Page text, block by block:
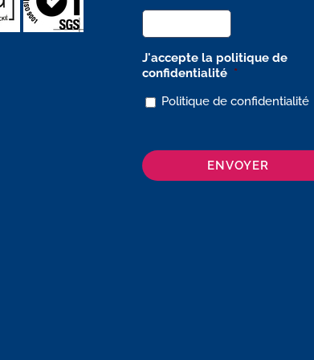
J'accepte la politique de
confidentialité *
Politique de confidentialité